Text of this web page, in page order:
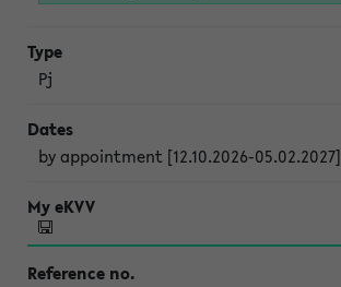
Pj
by appointment [12.10.2026-05.02.2027]